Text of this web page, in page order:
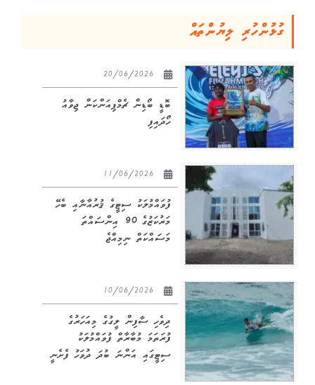
ގުޅުންހުރި ލިޔުންތައް
ބޮޑީ ބޯޑިން ޗެމްޕިއަންކަން ޖިވާއު
ހޯދައިފި
ފުވައްމުލަކު ސިޓީގެ ޤުރުއާނާއި ބެހޭ
މަރުކަޒުގެ 90 އިންސައްތަ
މަސައްކަތް ނިމިއްޖެ
ދިވެހި ސާފިން ލީގުގެ މިއަހަރުގެ
ފުރަތަމަ މުބާރާތް ފުވައްމުލަކު
ސިޓީގައި އަންނަ ބުދަ ދުވަހު ފެށެނީ